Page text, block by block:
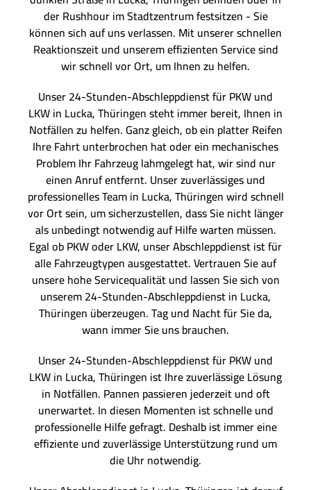
der Rushhour im Stadtzentrum festsitzen - Sie
können sich auf uns verlassen. Mit unserer schnellen
Reaktionszeit und unserem effizienten Service sind
wir schnell vor Ort, um Ihnen zu helfen.
Unser 24-Stunden-Abschleppdienst für PKW und
LKW in Lucka, Thüringen steht immer bereit, Ihnen in
Notfällen zu helfen. Ganz gleich, ob ein platter Reifen
Ihre Fahrt unterbrochen hat oder ein mechanisches
Problem Ihr Fahrzeug lahmgelegt hat, wir sind nur
einen Anruf entfernt. Unser zuverlässiges und
professionelles Team in Lucka, Thüringen wird schnell
vor Ort sein, um sicherzustellen, dass Sie nicht länger
als unbedingt notwendig auf Hilfe warten müssen.
Egal ob PKW oder LKW, unser Abschleppdienst ist für
alle Fahrzeugtypen ausgestattet. Vertrauen Sie auf
unsere hohe Servicequalität und lassen Sie sich von
unserem 24-Stunden-Abschleppdienst in Lucka,
Thüringen überzeugen. Tag und Nacht für Sie da,
wann immer Sie uns brauchen.
Unser 24-Stunden-Abschleppdienst für PKW und
LKW in Lucka, Thüringen ist Ihre zuverlässige Lösung
in Notfällen. Pannen passieren jederzeit und oft
unerwartet. In diesen Momenten ist schnelle und
professionelle Hilfe gefragt. Deshalb ist immer eine
effiziente und zuverlässige Unterstützung rund um
die Uhr notwendig.